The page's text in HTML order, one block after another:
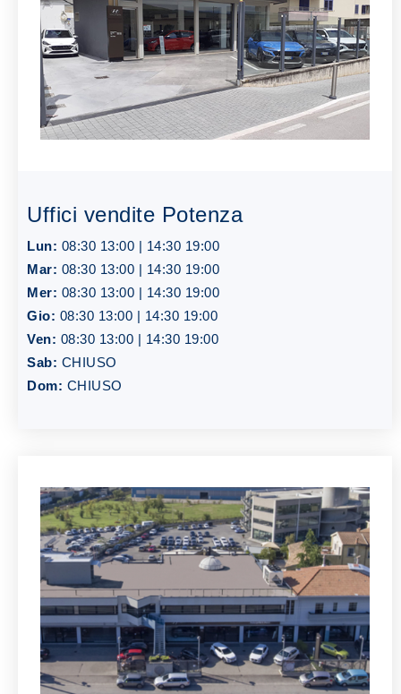
Uffici vendite Potenza
Lun: 08:30 13:00 | 14:30 19:00
Mar: 08:30 13:00 | 14:30 19:00
Mer: 08:30 13:00 | 14:30 19:00
Gio: 08:30 13:00 | 14:30 19:00
Ven: 08:30 13:00 | 14:30 19:00
Sab: CHIUSO
Dom: CHIUSO